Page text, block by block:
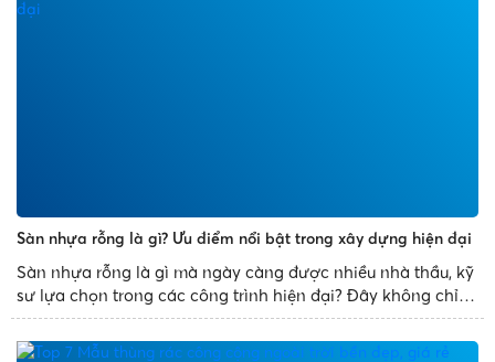
Sàn nhựa rỗng là gì? Ưu điểm nổi bật trong xây dựng hiện đại
Sàn nhựa rỗng là gì mà ngày càng được nhiều nhà thầu, kỹ
sư lựa chọn trong các công trình hiện đại? Đây không chỉ là
giải pháp thay thế cho sàn bê tông truyền thống mà còn
mang đến nhiều ưu điểm vượt trội như giảm trọng tải...